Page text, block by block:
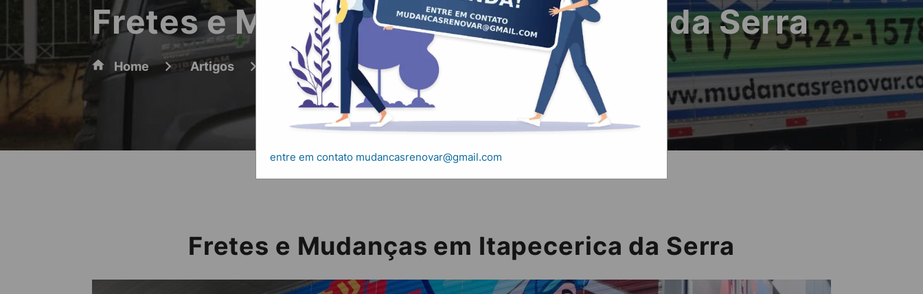
Fretes e Mudanças em Itapecerica da Serra
Home Artigos Fretes e Mudanças em Itapecerica da Serra
Fretes e Mudanças em Itapecerica da Serra
entre em contato mudancasrenovar@gmail.com